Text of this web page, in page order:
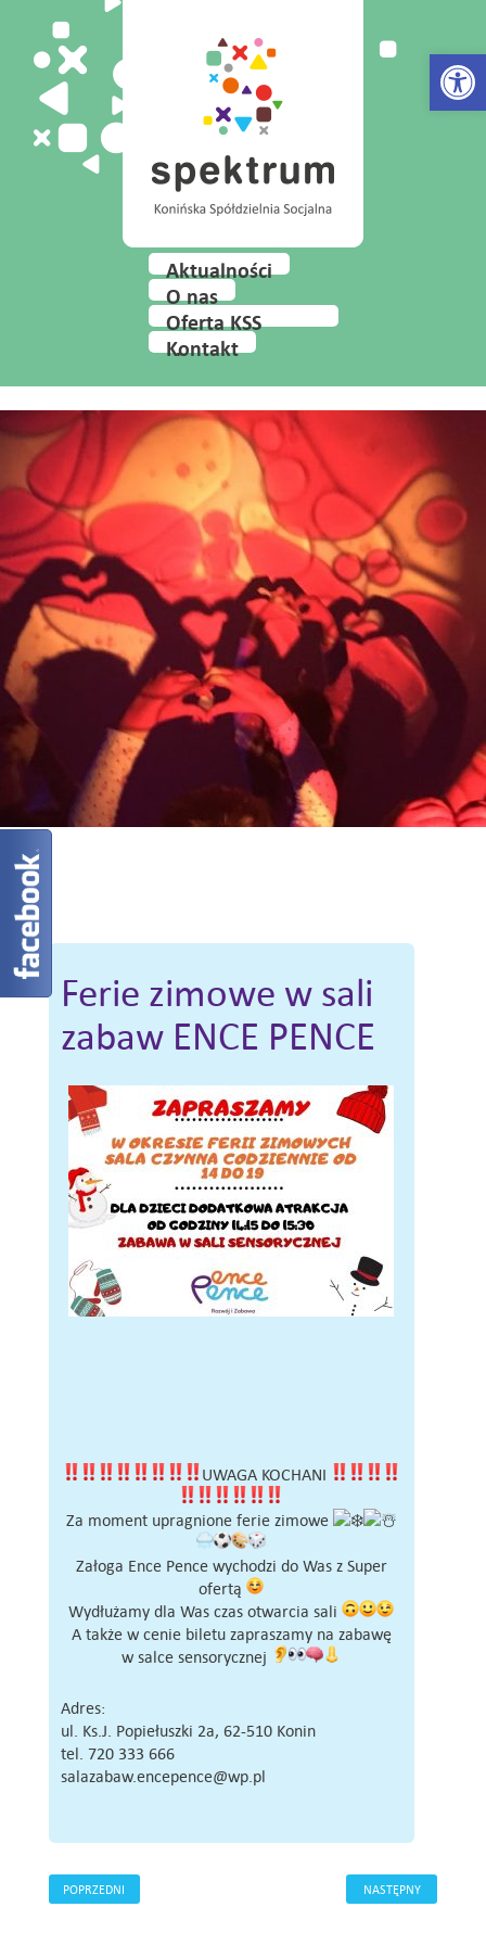
Aktualności
O nas
Oferta KSS
Spektrum
Kontakt
Ferie zimowe w sali
zabaw ENCE PENCE
UWAGA KOCHANI
Za moment upragnione ferie zimowe
Załoga Ence Pence wychodzi do Was z Super
ofertą
Wydłużamy dla Was czas otwarcia sali
A także w cenie biletu zapraszamy na zabawę
w salce sensorycznej
Adres:
ul. Ks.J. Popiełuszki 2a, 62-510 Konin
tel. 720 333 666
salazabaw.encepence@wp.pl
POPRZEDNI NASTĘPNY